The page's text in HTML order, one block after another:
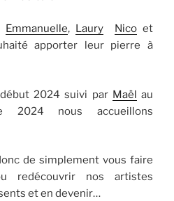
Emmanuelle, Laury Nicoet
apporter leur pierre à
2024 suivi par Maël au
2024 nous accueillons
de simplement vous faire
redécouvrir nos artistes
et en devenir…